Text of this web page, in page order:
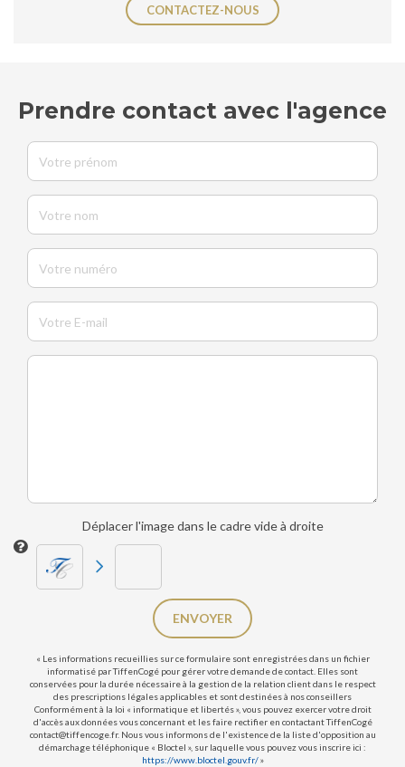
CONTACTEZ-NOUS
Prendre contact avec l'agence
Déplacer l'image dans le cadre vide à droite
ENVOYER
« Les informations recueillies sur ce formulaire sont enregistrées dans un fichier
informatisé par TiffenCogé pour gérer votre demande de contact. Elles sont
conservées pour la durée nécessaire à la gestion de la relation client dans le respect
des prescriptions légales applicables et sont destinées à nos conseillers
Conformément à la loi « informatique et libertés », vous pouvez exercer votre droit
d'accès aux données vous concernant et les faire rectifier en contactant TiffenCogé
contact@tiffencoge.fr. Nous vous informons de l'existence de la liste d'opposition au
démarchage téléphonique « Bloctel », sur laquelle vous pouvez vous inscrire ici :
https://www.bloctel.gouv.fr/»